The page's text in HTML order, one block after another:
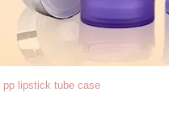
pp lipstick tube case